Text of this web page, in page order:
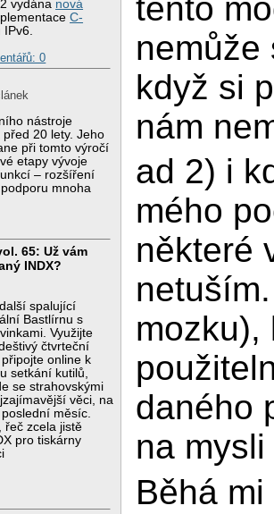
vydána nová
C-
IPv6.
0
nástroje
před 20 lety. Jeho
při tomto výročí
etapy vývoje
– rozšíření
mnoha
65: Už vám
INDX?
spalující
Bastlírnu s
Využijte
čtvrteční
online k
setkání kutilů,
se strahovskými
věci, na
měsíc.
řeč zcela jistě
pro tiskárny
tento
nemůže
když si
nám
ad 2) i
mého
některé
mozku),
daného
na
Běhá